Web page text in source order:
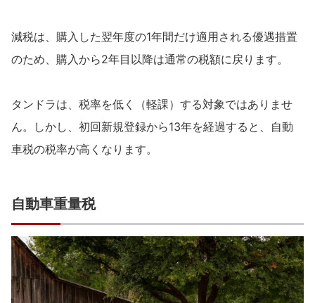
減税は、購入した翌年度の1年間だけ適用される優遇措置
のため、購入から2年目以降は通常の税額に戻ります。
タンドラは、税率を低く（軽課）する対象ではありませ
ん。しかし、初回新規登録から13年を経過すると、自動
車税の税率が高くなります。
自動車重量税